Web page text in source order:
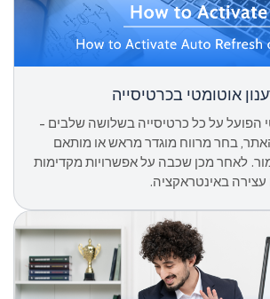
אוטומטי בכרטיסייה
הפועל על כל כרטיסייה בשלושה שלבים -
בחר מרווח מוגדר מראש או מותאם
לאחר מכן שכבה על אפשרויות מקדימות
עצירה באינטראקציה.